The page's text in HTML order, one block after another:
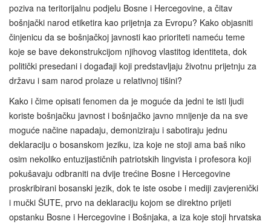
poziva na teritorijalnu podjelu Bosne i Hercegovine, a čitav
bošnjački narod etiketira kao prijetnja za Evropu? Kako objasniti
činjenicu da se bošnjačkoj javnosti kao prioriteti nameću teme
koje se bave dekonstrukcijom njihovog vlastitog identiteta, dok
politički presedani i događaji koji predstavljaju životnu prijetnju za
državu i sam narod prolaze u relativnoj tišini?
Kako i čime opisati fenomen da je moguće da jedni te isti ljudi
koriste bošnjačku javnost i bošnjačko javno mnijenje da na sve
moguće načine napadaju, demoniziraju i sabotiraju jednu
deklaraciju o bosanskom jeziku, iza koje ne stoji ama baš niko
osim nekoliko entuzijastičnih patriotskih lingvista i profesora koji
pokušavaju odbraniti na dvije trećine Bosne i Hercegovine
proskribirani bosanski jezik, dok te iste osobe i mediji zavjerenički
i mučki ŠUTE, prvo na deklaraciju kojom se direktno prijeti
opstanku Bosne i Hercegovine i Bošnjaka, a iza koje stoji hrvatska